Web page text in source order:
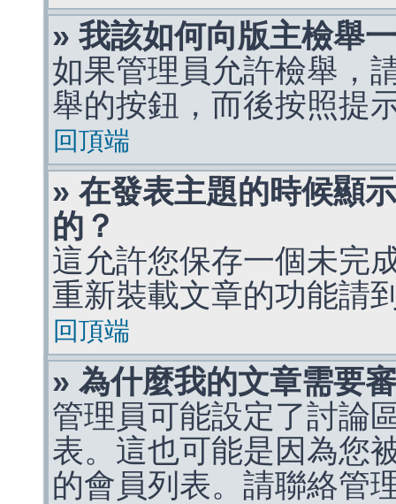
» 我該如何向版主檢舉
如果管理員允許檢舉，
舉的按鈕，而後按照提
回頂端
» 在發表主題的時候顯
的？
這允許您保存一個未完
重新裝載文章的功能請
回頂端
» 為什麼我的文章需要
管理員可能設定了討論
表。這也可能是因為您
的會員列表。請聯絡管